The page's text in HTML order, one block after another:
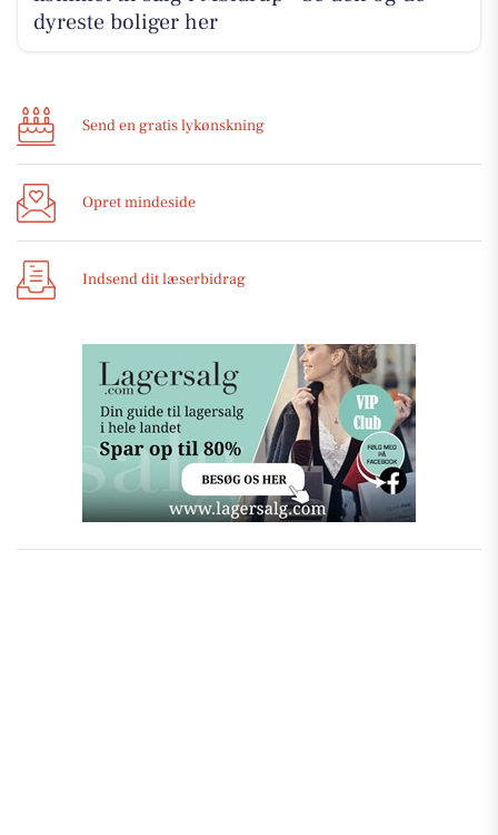
dyreste boliger her
Send en gratis lykønskning
Opret mindeside
Indsend dit læserbidrag